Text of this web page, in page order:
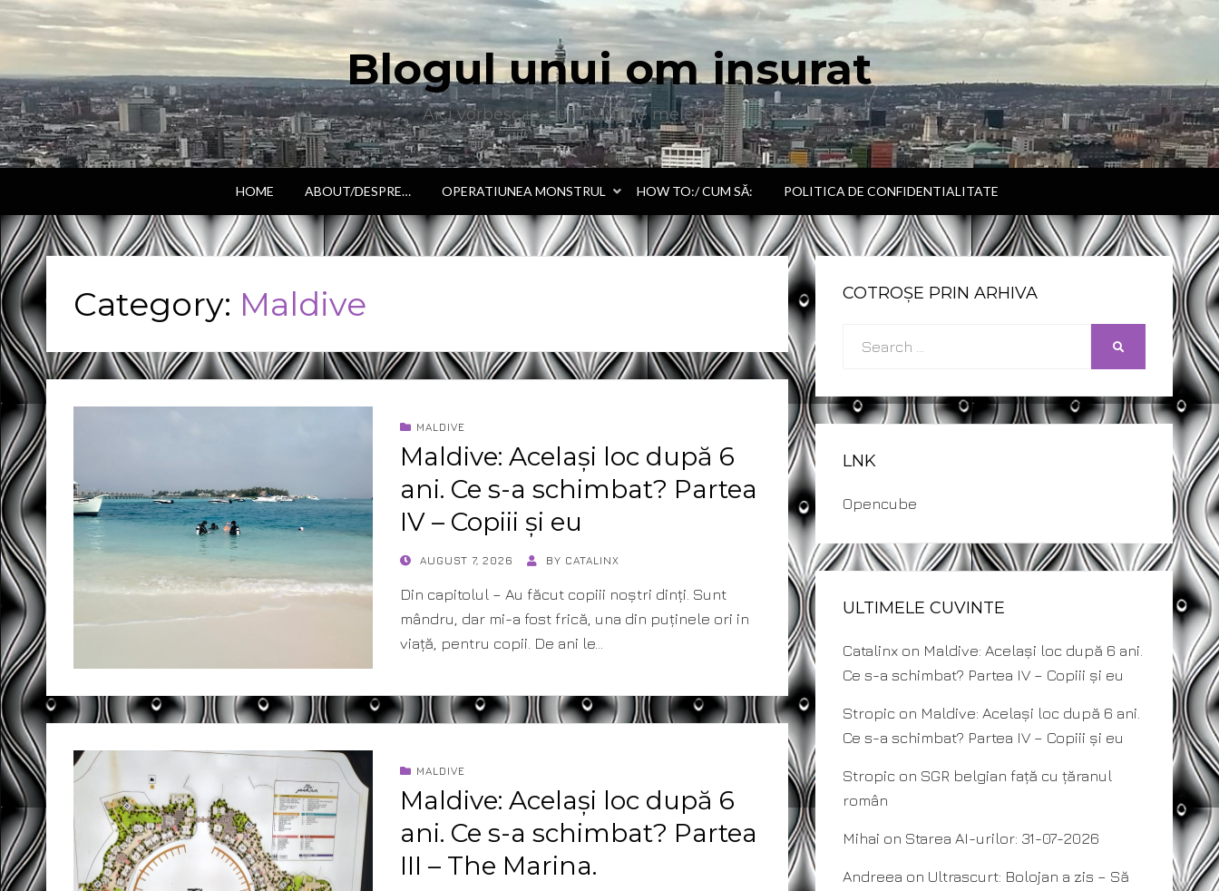
Blogul unui om insurat
Aici vorbesc io, cu cuvintele mele. Declaratie….
HOME ABOUT/DESPRE… OPERATIUNEA MONSTRUL HOW TO:/ CUM SĂ: POLITICA DE CONFIDENTIALITATE
Category: Maldive
MALDIVE
Maldive: Același loc după 6
ani. Ce s-a schimbat? Partea
IV – Copiii și eu
POSTEDAUGUST 7, 2026 BY CATALINX
Din capitolul – Au făcut copiii noștri dinți. Sunt
mândru, dar mi-a fost frică, una din puținele ori in
viață, pentru copii. De ani le…
MALDIVE
Maldive: Același loc după 6
ani. Ce s-a schimbat? Partea
III – The Marina.
COTROȘE PRIN ARHIVA
LNK
Opencube
ULTIMELE CUVINTE
Catalinx on Maldive: Același loc după 6 ani.
Ce s-a schimbat? Partea IV – Copiii și eu
Stropic on Maldive: Același loc după 6 ani.
Ce s-a schimbat? Partea IV – Copiii și eu
Stropic on SGR belgian față cu țăranul
român
Mihai on Starea AI-urilor: 31-07-2026
Andreea on Ultrascurt: Bolojan a zis – Să